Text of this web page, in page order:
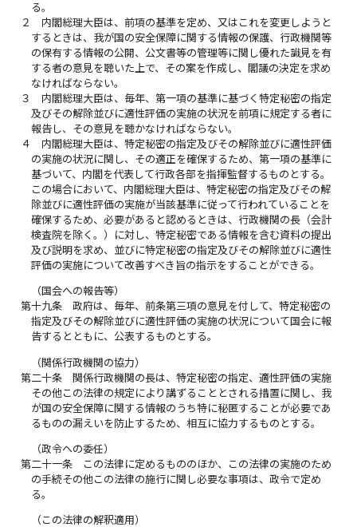
る。
２
内閣総理大臣は、前項の基準を定め、又はこれを変更しようと
するときは、我が国の安全保障に関する情報の保護、行政機関等
の保有する情報の公開、公文書等の管理等に関し優れた識見を有
する者の意見を聴いた上で、その案を作成し、閣議の決定を求め
なければならない。
３
内閣総理大臣は、毎年、第一項の基準に基づく特定秘密の指定
及びその解除並びに適性評価の実施の状況を前項に規定する者に
報告し、その意見を聴かなければならない。
４
内閣総理大臣は、特定秘密の指定及びその解除並びに適性評価
の実施の状況に関し、その適正を確保するため、第一項の基準に
基づいて、内閣を代表して行政各部を指揮監督するものとする。
この場合において、内閣総理大臣は、特定秘密の指定及びその解
除並びに適性評価の実施が当該基準に従って行われていることを
確保するため、必要があると認めるときは、行政機関の長（会計
検査院を除く。）に対し、特定秘密である情報を含む資料の提出
及び説明を求め、並びに特定秘密の指定及びその解除並びに適性
評価の実施について改善すべき旨の指示をすることができる。
（国会への報告等）
第十九条
政府は、毎年、前条第三項の意見を付して、特定秘密の
指定及びその解除並びに適性評価の実施の状況について国会に報
告するとともに、公表するものとする。
（関係行政機関の協力）
第二十条
関係行政機関の長は、特定秘密の指定、適性評価の実施
その他この法律の規定により講ずることとされる措置に関し、我
が国の安全保障に関する情報のうち特に秘匿することが必要であ
るものの漏えいを防止するため、相互に協力するものとする。
（政令への委任）
第二十一条
この法律に定めるもののほか、この法律の実施のため
の手続その他この法律の施行に関し必要な事項は、政令で定め
る。
（この法律の解釈適用）